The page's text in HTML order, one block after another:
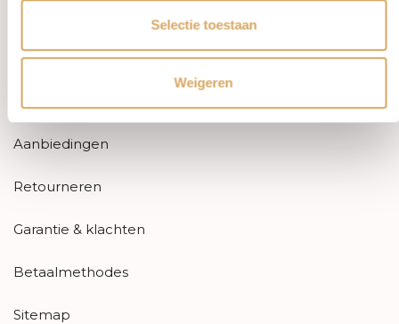
Selectie toestaan
Weigeren
Customer service
Contact
Aanbiedingen
Retourneren
Garantie & klachten
Betaalmethodes
Sitemap